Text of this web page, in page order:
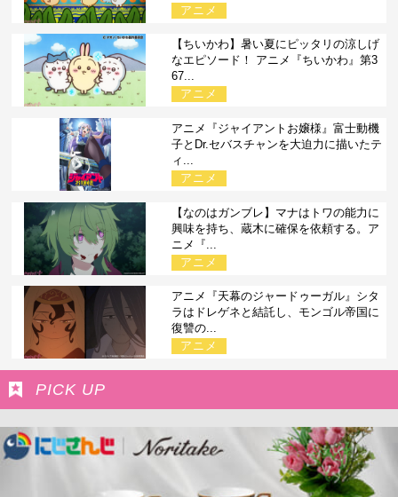
アニメ
【ちいかわ】暑い夏にピッタリの涼しげ
なエピソード！ アニメ『ちいかわ』第3
67...
アニメ
アニメ『ジャイアントお嬢様』富士動機
子とDr.セバスチャンを大迫力に描いたテ
ィ...
アニメ
【なのはガンブレ】マナはトワの能力に
興味を持ち、蔵木に確保を依頼する。ア
ニメ『...
アニメ
アニメ『天幕のジャードゥーガル』シタ
ラはドレゲネと結託し、モンゴル帝国に
復讐の...
アニメ
PICK UP